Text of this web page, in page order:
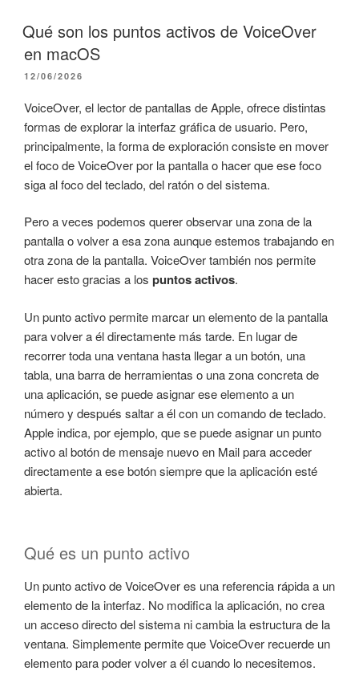
Qué son los puntos activos de VoiceOver
en macOS
PUBLICADO
12/06/2026
VoiceOver, el lector de pantallas de Apple, ofrece distintas
formas de explorar la interfaz gráfica de usuario. Pero,
principalmente, la forma de exploración consiste en mover
el foco de VoiceOver por la pantalla o hacer que ese foco
siga al foco del teclado, del ratón o del sistema.
Pero a veces podemos querer observar una zona de la
pantalla o volver a esa zona aunque estemos trabajando en
otra zona de la pantalla. VoiceOver también nos permite
hacer esto gracias a los puntos activos.
Un punto activo permite marcar un elemento de la pantalla
para volver a él directamente más tarde. En lugar de
recorrer toda una ventana hasta llegar a un botón, una
tabla, una barra de herramientas o una zona concreta de
una aplicación, se puede asignar ese elemento a un
número y después saltar a él con un comando de teclado.
Apple indica, por ejemplo, que se puede asignar un punto
activo al botón de mensaje nuevo en Mail para acceder
directamente a ese botón siempre que la aplicación esté
abierta.
Qué es un punto activo
Un punto activo de VoiceOver es una referencia rápida a un
elemento de la interfaz. No modifica la aplicación, no crea
un acceso directo del sistema ni cambia la estructura de la
ventana. Simplemente permite que VoiceOver recuerde un
elemento para poder volver a él cuando lo necesitemos.